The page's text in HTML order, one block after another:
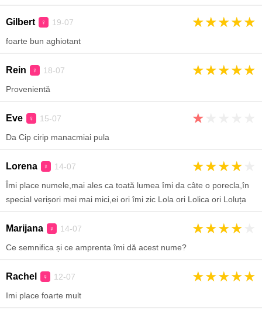
Gilbert ♀ 19-07 ★★★★★
foarte bun aghiotant
Rein ♀ 18-07 ★★★★★
Provenientă
Eve ♀ 15-07 ★
Da Cip cirip manacmiai pula
Lorena ♀ 14-07 ★★★★
Îmi place numele,mai ales ca toată lumea îmi da câte o porecla,în
special verișori mei mai mici,ei ori îmi zic Lola ori Lolica ori Loluța
Marijana ♀ 14-07 ★★★★
Ce semnifica și ce amprenta îmi dă acest nume?
Rachel ♀ 12-07 ★★★★★
Imi place foarte mult